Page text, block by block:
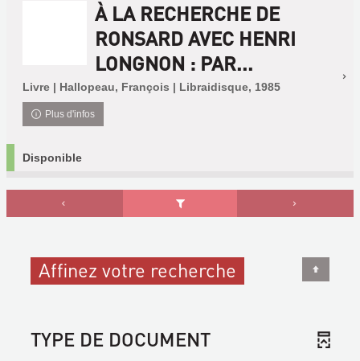
À LA RECHERCHE DE
RONSARD AVEC HENRI
LONGNON : PAR...
Livre | Hallopeau, François | Libraidisque, 1985
Plus d'infos
Disponible
Affinez votre recherche
TYPE DE DOCUMENT